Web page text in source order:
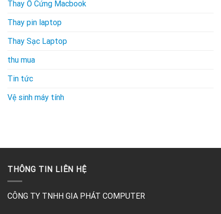
Thay Ổ Cứng Macbook
Thay pin laptop
Thay Sạc Laptop
thu mua
Tin tức
Vệ sinh máy tính
THÔNG TIN LIÊN HỆ
CÔNG TY TNHH GIA PHÁT COMPUTER